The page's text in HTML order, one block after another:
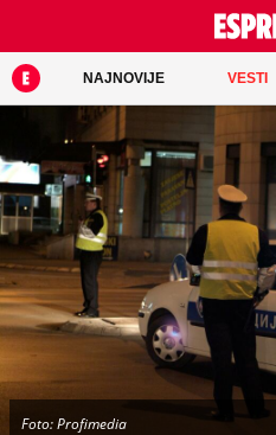
NAJNOVIJE VESTI
Foto: Profimedia